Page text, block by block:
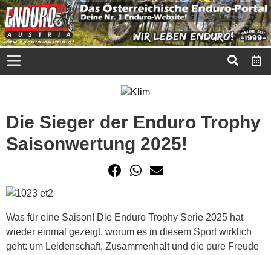
Die Sieger der Enduro Trophy
Saisonwertung 2025!
Was für eine Saison! Die Enduro Trophy Serie 2025 hat
wieder einmal gezeigt, worum es in diesem Sport wirklich
geht: um Leidenschaft, Zusammenhalt und die pure Freude